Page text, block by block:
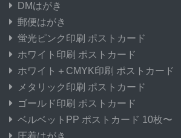
DMはがき
郵便はがき
蛍光ピンク印刷 ポストカード
ホワイト印刷 ポストカード
ホワイト＋CMYK印刷 ポストカード
メタリック印刷 ポストカード
ゴールド印刷 ポストカード
ベルベットPP ポストカード 10枚〜